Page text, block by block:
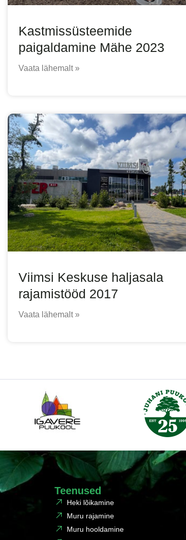
Kastmissüsteemide
paigaldamine Mähe 2023
Vaata lähemalt »
Viimsi Keskuse haljasala
rajamistööd 2017
Vaata lähemalt »
Teenused
Heki lõikamine
Muru rajamine
Muru hooldamine